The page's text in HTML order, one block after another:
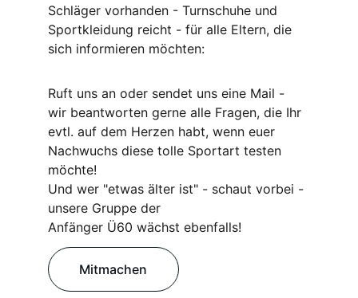
Schläger vorhanden - Turnschuhe und
Sportkleidung reicht - für alle Eltern, die
sich informieren möchten:
Ruft uns an oder sendet uns eine Mail -
wir beantworten gerne alle Fragen, die Ihr
evtl. auf dem Herzen habt, wenn euer
Nachwuchs diese tolle Sportart testen
möchte!
Und wer "etwas älter ist" - schaut vorbei -
unsere Gruppe der
Anfänger Ü60 wächst ebenfalls!
Mitmachen